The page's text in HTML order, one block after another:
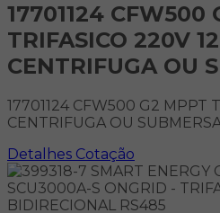
17701124 CFW500
TRIFASICO 220V
CENTRIFUGA OU
17701124 CFW500 G2 MPPT
CENTRIFUGA OU
Detalhes Cotação